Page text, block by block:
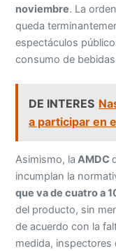
noviembre. La
queda
espectáculos
consumo de
DE INTERES
a participar en
Asimismo, la AMDC
incumplan la
que va de cuatro a
del producto, sin
de acuerdo con la
medida, inspectores